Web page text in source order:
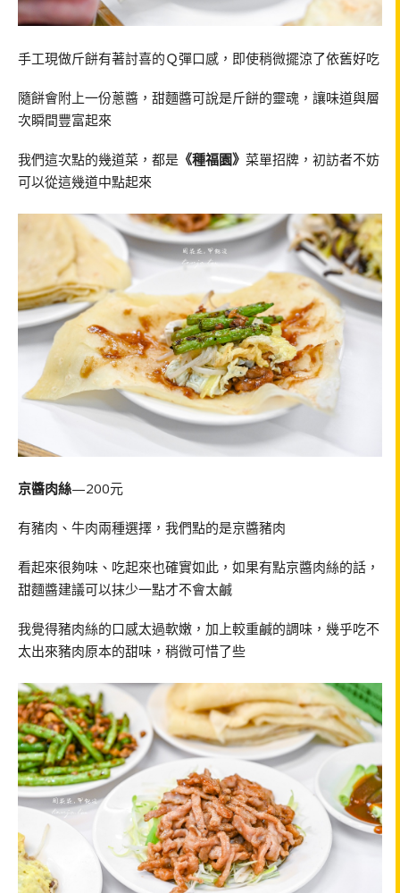
手工現做斤餅有著討喜的Ｑ彈口感，即使稍微擺涼了依舊好吃
隨餅會附上一份蔥醬，甜麵醬可說是斤餅的靈魂，讓味道與層
次瞬間豐富起來
我們這次點的幾道菜，都是 《種福園》 菜單招牌，初訪者不妨
可以從這幾道中點起來
京醬肉絲—200元
有豬肉、牛肉兩種選擇，我們點的是京醬豬肉
看起來很夠味、吃起來也確實如此，如果有點京醬肉絲的話，
甜麵醬建議可以抹少一點才不會太鹹
我覺得豬肉絲的口感太過軟嫩，加上較重鹹的調味，幾乎吃不
太出來豬肉原本的甜味，稍微可惜了些